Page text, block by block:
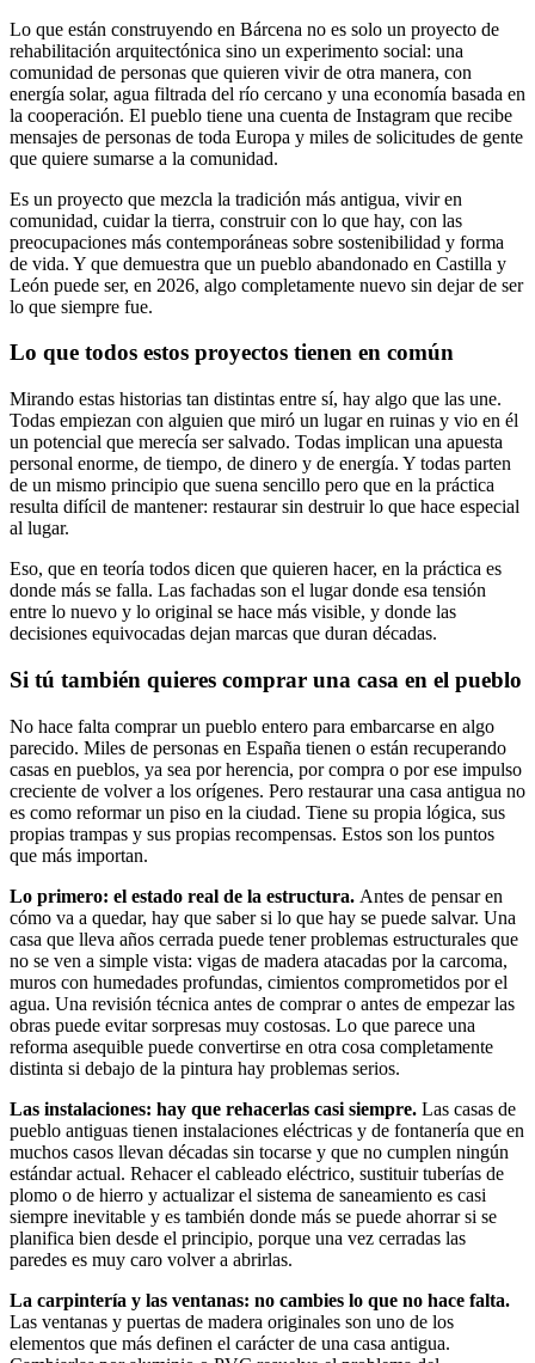
Lo que están construyendo en Bárcena no es solo un proyecto de
rehabilitación arquitectónica sino un experimento social: una
comunidad de personas que quieren vivir de otra manera, con
energía solar, agua filtrada del río cercano y una economía basada en
la cooperación. El pueblo tiene una cuenta de Instagram que recibe
mensajes de personas de toda Europa y miles de solicitudes de gente
que quiere sumarse a la comunidad.
Es un proyecto que mezcla la tradición más antigua, vivir en
comunidad, cuidar la tierra, construir con lo que hay, con las
preocupaciones más contemporáneas sobre sostenibilidad y forma
de vida. Y que demuestra que un pueblo abandonado en Castilla y
León puede ser, en 2026, algo completamente nuevo sin dejar de ser
lo que siempre fue.
Lo que todos estos proyectos tienen en común
Mirando estas historias tan distintas entre sí, hay algo que las une.
Todas empiezan con alguien que miró un lugar en ruinas y vio en él
un potencial que merecía ser salvado. Todas implican una apuesta
personal enorme, de tiempo, de dinero y de energía. Y todas parten
de un mismo principio que suena sencillo pero que en la práctica
resulta difícil de mantener: restaurar sin destruir lo que hace especial
al lugar.
Eso, que en teoría todos dicen que quieren hacer, en la práctica es
donde más se falla. Las fachadas son el lugar donde esa tensión
entre lo nuevo y lo original se hace más visible, y donde las
decisiones equivocadas dejan marcas que duran décadas.
Si tú también quieres comprar una casa en el pueblo
No hace falta comprar un pueblo entero para embarcarse en algo
parecido. Miles de personas en España tienen o están recuperando
casas en pueblos, ya sea por herencia, por compra o por ese impulso
creciente de volver a los orígenes. Pero restaurar una casa antigua no
es como reformar un piso en la ciudad. Tiene su propia lógica, sus
propias trampas y sus propias recompensas. Estos son los puntos
que más importan.
Lo primero: el estado real de la estructura. Antes de pensar en
cómo va a quedar, hay que saber si lo que hay se puede salvar. Una
casa que lleva años cerrada puede tener problemas estructurales que
no se ven a simple vista: vigas de madera atacadas por la carcoma,
muros con humedades profundas, cimientos comprometidos por el
agua. Una revisión técnica antes de comprar o antes de empezar las
obras puede evitar sorpresas muy costosas. Lo que parece una
reforma asequible puede convertirse en otra cosa completamente
distinta si debajo de la pintura hay problemas serios.
Las instalaciones: hay que rehacerlas casi siempre. Las casas de
pueblo antiguas tienen instalaciones eléctricas y de fontanería que en
muchos casos llevan décadas sin tocarse y que no cumplen ningún
estándar actual. Rehacer el cableado eléctrico, sustituir tuberías de
plomo o de hierro y actualizar el sistema de saneamiento es casi
siempre inevitable y es también donde más se puede ahorrar si se
planifica bien desde el principio, porque una vez cerradas las
paredes es muy caro volver a abrirlas.
La carpintería y las ventanas: no cambies lo que no hace falta.
Las ventanas y puertas de madera originales son uno de los
elementos que más definen el carácter de una casa antigua.